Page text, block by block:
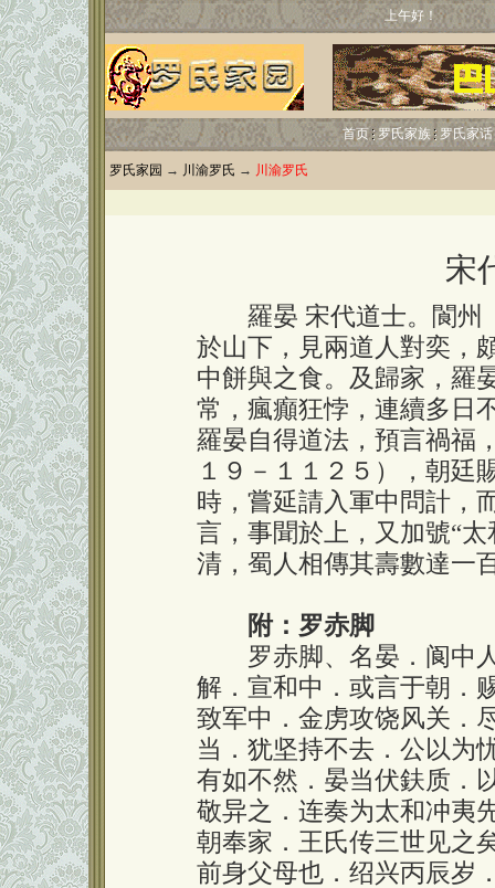
上午好！
首页 罗氏家族 罗氏家话
罗氏家园 → 川渝罗氏 → 川渝罗氏
宋
羅晏 宋代道士。閬州
於山下，見兩道人對奕，
中餅與之食。及歸家，羅
常，瘋癲狂悖，連續多日
羅晏自得道法，預言禍福
１９－１１２５），朝廷
時，嘗延請入軍中問計，
言，事聞於上，又加號“
清，蜀人相傳其壽數達一
附：罗赤脚
罗赤脚、名晏．阆中人
解．宣和中．或言于朝．
致军中．金虏攻饶风关．
当．犹坚持不去．公以为
有如不然．晏当伏鈇质．
敬异之．连奏为太和冲夷
朝奉家．王氏传三世见之
前身父母也．绍兴丙辰岁